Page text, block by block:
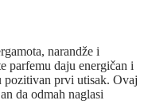
narandže i
parfemu daju energičan i
pozitivan prvi utisak. Ovaj
da odmah naglasi